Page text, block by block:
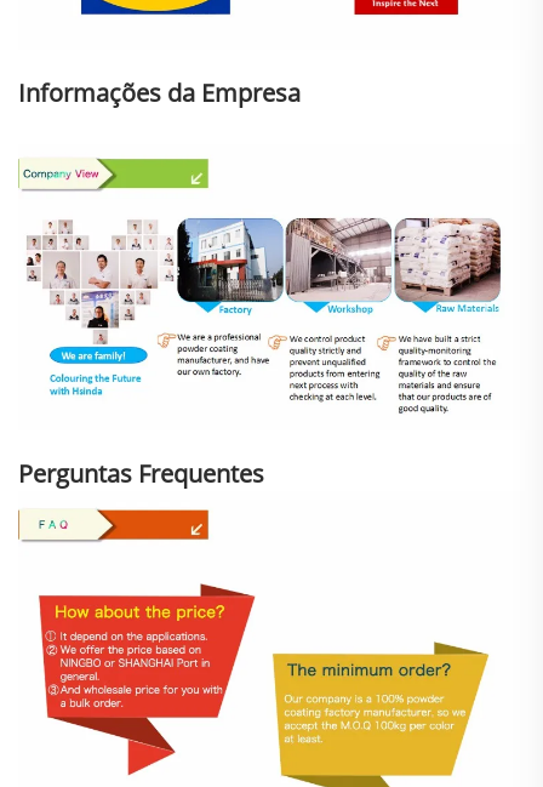
Informações da Empresa
Perguntas Frequentes